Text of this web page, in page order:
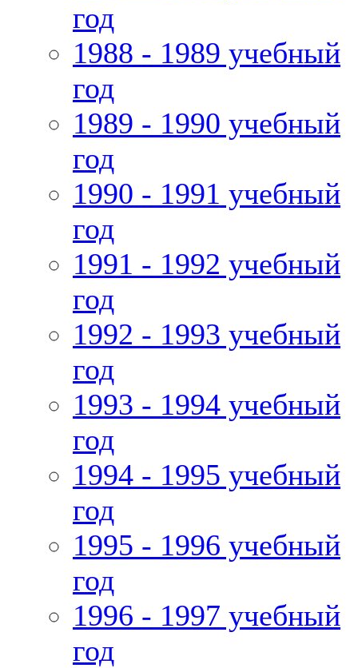
год
1988 - 1989 учебный
год
1989 - 1990 учебный
год
1990 - 1991 учебный
год
1991 - 1992 учебный
год
1992 - 1993 учебный
год
1993 - 1994 учебный
год
1994 - 1995 учебный
год
1995 - 1996 учебный
год
1996 - 1997 учебный
год